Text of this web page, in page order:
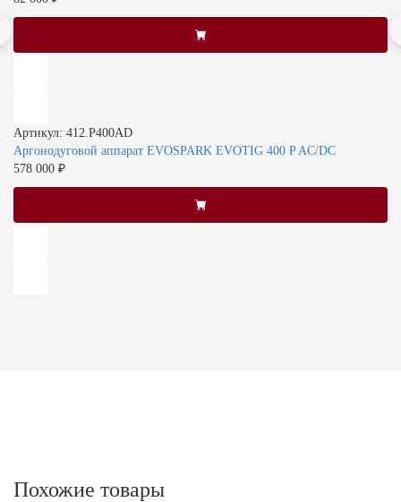
Артикул: 412.P400AD
Аргонодуговой аппарат EVOSPARK EVOTIG 400 P AC/DC
578 000 ₽
Похожие товары